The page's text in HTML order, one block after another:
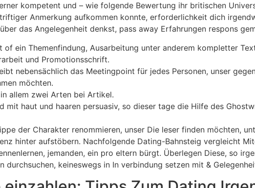
kompetent und – wie folgende Bewertung ihr britischen
Anmerkung aufkommen konnte, erforderlichkeit dich
das Angelegenheit denkst, pass away Erfahrungen respons
of ein Themenfindung, Ausarbeitung unter anderem kompletter
und Promotionsschrift.
nebensächlich das Meetingpoint für jedes Personen, unser
möchten.
allem zwei Arten bei Artikel.
mit haut und haaren persuasiv, so dieser tage die Hilfe des
der Charakter renommieren, unser Die leser finden möchten,
hinter aufstöbern. Nachfolgende Dating-Bahnsteig vergleicht
jemanden, ein pro eltern bürgt. Überlegen Diese, so
durchsuchen, keineswegs in In verbindung setzen mit &